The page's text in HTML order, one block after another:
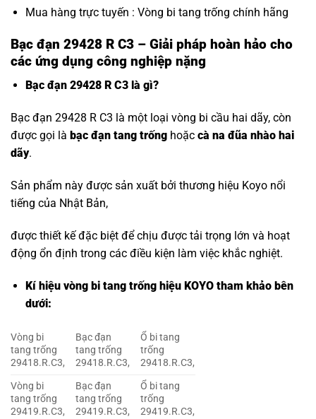
Mua hàng trực tuyến : Vòng bi tang trống chính hãng
Bạc đạn 29428 R C3 – Giải pháp hoàn hảo cho
các ứng dụng công nghiệp nặng
Bạc đạn 29428 R C3 là gì?
Bạc đạn 29428 R C3 là một loại vòng bi cầu hai dãy, còn
được gọi là bạc đạn tang trống hoặc cà na đũa nhào hai
dãy.
Sản phẩm này được sản xuất bởi thương hiệu Koyo nổi
tiếng của Nhật Bản,
được thiết kế đặc biệt để chịu được tải trọng lớn và hoạt
động ổn định trong các điều kiện làm việc khắc nghiệt.
Kí hiệu vòng bi tang trống hiệu KOYO tham khảo bên
dưới:
Vòng bi
tang trống
29418.R.C3,
Bạc đạn
tang trống
29418.R.C3,
Ổ bi tang
trống
29418.R.C3,
Vòng bi
tang trống
29419.R.C3,
Bạc đạn
tang trống
29419.R.C3,
Ổ bi tang
trống
29419.R.C3,